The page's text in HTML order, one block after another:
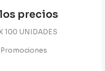
precios
100 UNIDADES
Promociones